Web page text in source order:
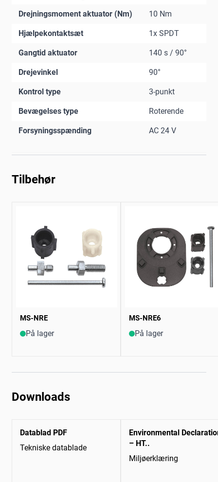
Drejningsmoment aktuator (Nm) 10 Nm
Hjælpekontaktsæt 1x SPDT
Gangtid aktuator 140 s / 90°
Drejevinkel 90°
Kontrol type 3-punkt
Bevægelses type Roterende
Forsyningsspænding AC 24 V
Tilbehør
MS-NRE
På lager
MS-NRE6
På lager
Downloads
Datablad PDF
Tekniske datablade
Environmental
– HT..
Miljøerklæring